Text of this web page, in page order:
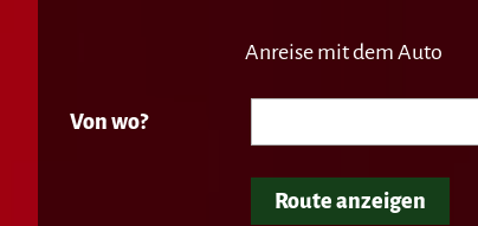
Anreise mit dem Auto
Von wo?
Route anzeigen